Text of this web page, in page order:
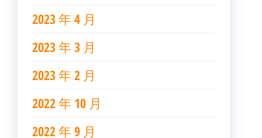
2023 年 4 月
2023 年 3 月
2023 年 2 月
2022 年 10 月
2022 年 9 月